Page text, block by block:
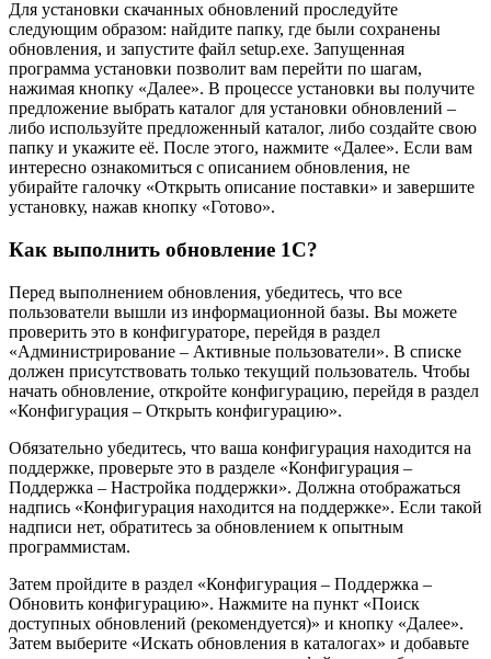
Для установки скачанных обновлений проследуйте
следующим образом: найдите папку, где были сохранены
обновления, и запустите файл setup.exe. Запущенная
программа установки позволит вам перейти по шагам,
нажимая кнопку «Далее». В процессе установки вы получите
предложение выбрать каталог для установки обновлений –
либо используйте предложенный каталог, либо создайте свою
папку и укажите её. После этого, нажмите «Далее». Если вам
интересно ознакомиться с описанием обновления, не
убирайте галочку «Открыть описание поставки» и завершите
установку, нажав кнопку «Готово».
Как выполнить обновление 1С?
Перед выполнением обновления, убедитесь, что все
пользователи вышли из информационной базы. Вы можете
проверить это в конфигураторе, перейдя в раздел
«Администрирование – Активные пользователи». В списке
должен присутствовать только текущий пользователь. Чтобы
начать обновление, откройте конфигурацию, перейдя в раздел
«Конфигурация – Открыть конфигурацию».
Обязательно убедитесь, что ваша конфигурация находится на
поддержке, проверьте это в разделе «Конфигурация –
Поддержка – Настройка поддержки». Должна отображаться
надпись «Конфигурация находится на поддержке». Если такой
надписи нет, обратитесь за обновлением к опытным
программистам.
Затем пройдите в раздел «Конфигурация – Поддержка –
Обновить конфигурацию». Нажмите на пункт «Поиск
доступных обновлений (рекомендуется)» и кнопку «Далее».
Затем выберите «Искать обновления в каталогах» и добавьте